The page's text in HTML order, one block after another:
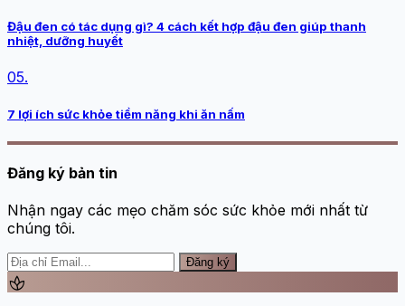
Đậu đen có tác dụng gì? 4 cách kết hợp đậu đen giúp thanh
nhiệt, dưỡng huyết
05.
7 lợi ích sức khỏe tiềm năng khi ăn nấm
Đăng ký bản tin
Nhận ngay các mẹo chăm sóc sức khỏe mới nhất từ
chúng tôi.
Đăng ký
spa